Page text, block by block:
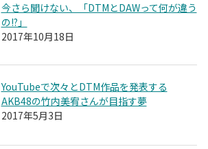
今さら聞けない、「DTMとDAWって何が違う
の!?」
2017年10月18日
YouTubeで次々とDTM作品を発表する
AKB48の竹内美宥さんが目指す夢
2017年5月3日